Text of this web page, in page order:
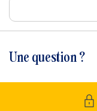
Une question ?